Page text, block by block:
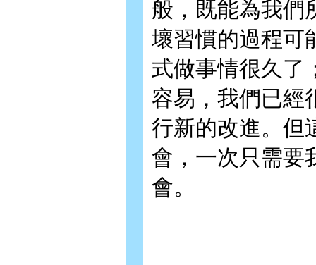
般，既能為我們
壞習慣的過程可
式做事情很久了
容易，我們已經
行新的改進。但
會，一次只需要
會。